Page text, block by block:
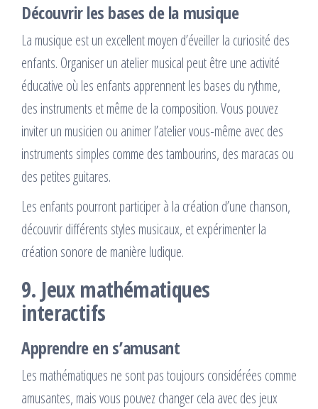
Découvrir les bases de la musique
La musique est un excellent moyen d’éveiller la curiosité des
enfants. Organiser un atelier musical peut être une activité
éducative où les enfants apprennent les bases du rythme,
des instruments et même de la composition. Vous pouvez
inviter un musicien ou animer l’atelier vous-même avec des
instruments simples comme des tambourins, des maracas ou
des petites guitares.
Les enfants pourront participer à la création d’une chanson,
découvrir différents styles musicaux, et expérimenter la
création sonore de manière ludique.
9. Jeux mathématiques
interactifs
Apprendre en s’amusant
Les mathématiques ne sont pas toujours considérées comme
amusantes, mais vous pouvez changer cela avec des jeux